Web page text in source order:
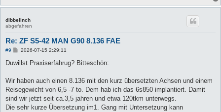
dibbelinch
abgefahren
Re: ZF S5-42 MAN G90 8.136 FAE
#9
B
i
a
2026-07-15 2:29:11
Duwillst Praxiserfahrug? Bitteschön:
Wir haben auch einen 8.136 mit den kurz übersetzten Achsen und einem
Reisegewicht von 6,5 -7 to. Dem hab ich das 6s850 implantiert. Damit
sind wir jetzt seit ca.3,5 jahren und etwa 120tkm unterwegs.
Die sehr kurze Übersetzung im1. Gang mit Untersetzung kann